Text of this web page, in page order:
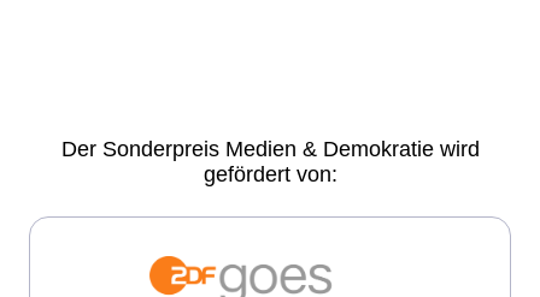
Der Sonderpreis Medien & Demokratie wird
gefördert von: